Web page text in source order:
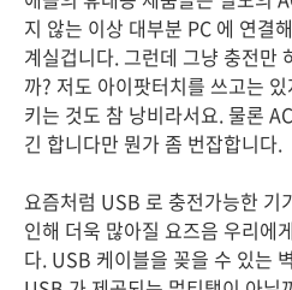
지 않는 이상 대부분 PC 에 연결
계실겁니다. 그런데 그냥 충전만
까? 저도 아이팟터치를 쓰고는
키는 것도 참 낭비라서요. 물론
긴 합니다만 뭔가 좀 번잡합니다.
요즘처럼 USB 로 충전가능한 기
인해 더욱 많아질 요즈음 우리에
다. USB 케이블을 꽂을 수 있는